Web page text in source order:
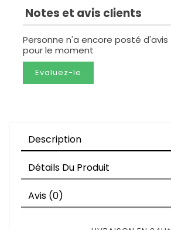
Notes et avis clients
Personne n'a encore posté d'avis
pour le moment
Evaluez-le
Description
Détails Du Produit
Avis (0)